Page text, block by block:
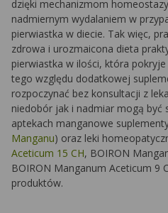
dzięki mechanizmom
nadmiernym wydalaniem w
pierwiastka w diecie. Tak więc,
zdrowa i urozmaicona dieta
pierwiastka w ilości, która
tego względu dodatkowej
rozpoczynać bez konsultacji z
niedobór jak i nadmiar mogą być
aptekach manganowe
Manganu) oraz leki
Aceticum 15 CH, BOIRON
BOIRON Manganum Aceticum 9
produktów.